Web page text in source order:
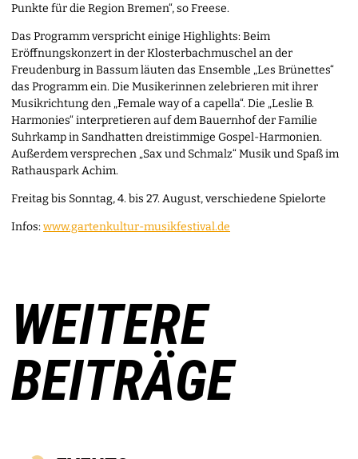
Punkte für die Region Bremen“, so Freese.
Das Programm verspricht einige Highlights: Beim
Eröffnungskonzert in der Klosterbachmuschel an der
Freudenburg in Bassum läuten das Ensemble „Les Brünettes“
das Programm ein. Die Musikerinnen zelebrieren mit ihrer
Musikrichtung den „Female way of a capella“. Die „Leslie B.
Harmonies“ interpretieren auf dem Bauernhof der Familie
Suhrkamp in Sandhatten dreistimmige Gospel-Harmonien.
Außerdem versprechen „Sax und Schmalz“ Musik und Spaß im
Rathauspark Achim.
Freitag bis Sonntag, 4. bis 27. August, verschiedene Spielorte
Infos:www.gartenkultur-musikfestival.de
WEITERE
BEITRÄGE